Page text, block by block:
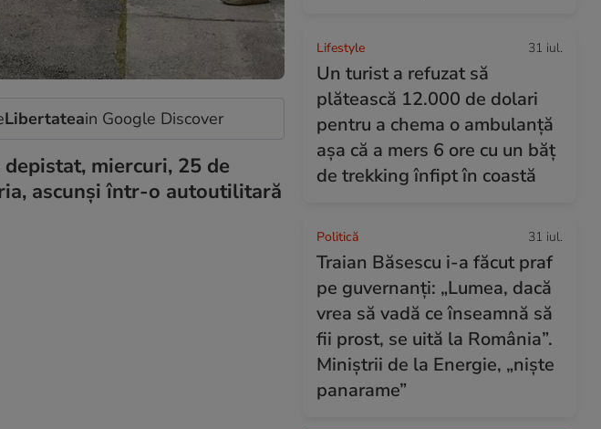
Libertateain Google Discover
miercuri, 25 de
ascunşi într-o autoutilitară
Lifestyle 31 iul.
Un turist a refuzat să
plătească 12.000 de dolari
pentru a chema o ambulanță
așa că a mers 6 ore cu un băț
de trekking înfipt în coastă
Politică 31 iul.
Traian Băsescu i-a făcut praf
pe guvernanți: „Lumea, dacă
vrea să vadă ce înseamnă să
fii prost, se uită la România”.
Miniștrii de la Energie, „niște
panarame”